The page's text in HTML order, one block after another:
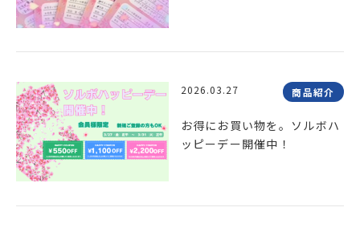
2026.03.27 商品紹介
お得にお買い物を。ソルボハ
ッピーデー開催中！